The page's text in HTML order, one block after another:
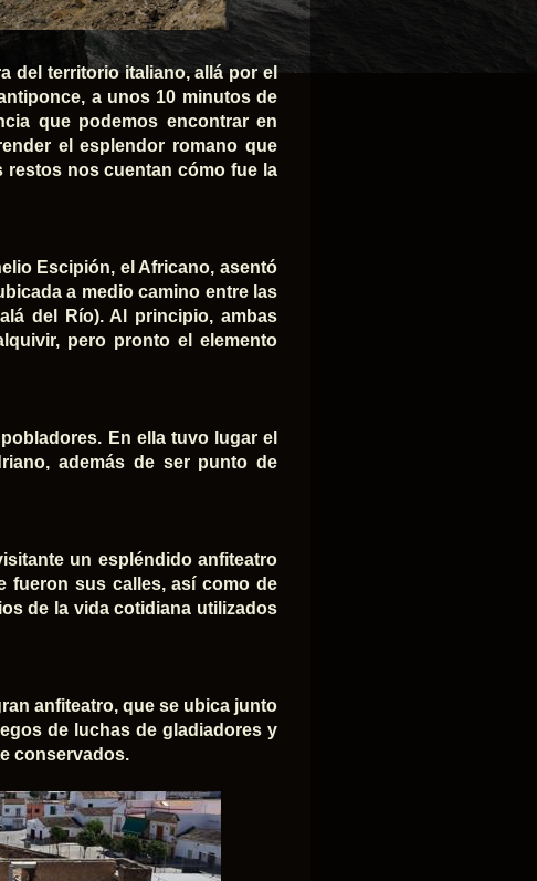
del territorio italiano, allá por el
a unos 10 minutos de
que podemos encontrar en
el esplendor romano que
restos nos cuentan cómo fue la
Escipión, el Africano, asentó
a medio camino entre las
del Río). Al principio, ambas
pero pronto el elemento
En ella tuvo lugar el
además de ser punto de
un espléndido anfiteatro
fueron sus calles, así como de
de la vida cotidiana utilizados
anfiteatro, que se ubica junto
de luchas de gladiadores y
conservados.